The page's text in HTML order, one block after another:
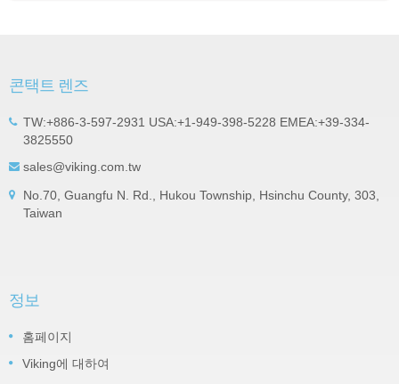
콘택트 렌즈
TW:+886-3-597-2931 USA:+1-949-398-5228 EMEA:+39-334-
3825550
sales@viking.com.tw
No.70, Guangfu N. Rd., Hukou Township, Hsinchu County, 303,
Taiwan
정보
홈페이지
Viking에 대하여